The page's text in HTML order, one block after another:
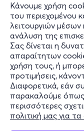
Κάνουμε χρήση
του περιεχομένου
λειτουργιών μέσων
ανάλυση της
Σας δίνεται η
απαραίτητων
χρήση τους, ή
προτιμήσεις,
Διαφορετικά, εάν
παρακαλούμε όπως
περισσότερες
πολιτική μας για